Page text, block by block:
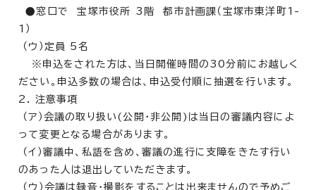
●窓口で 宝塚市役所 3階 都市計画課（宝塚市東洋町1-
1）
（ウ）定員 5名
※申込をされた方は、当日開催時間の30分前にお越しく
ださい。申込多数の場合は、申込受付順に抽選を行います。
2. 注意事項
（ア）会議の取り扱い(公開・非公開)は当日の審議内容によ
って変更となる場合があります。
（イ）審議中、私語を含め、審議の進行に支障をきたす行い
のあった人は退出していただきます。
（ウ）会議は録音・撮影をすることは出来ませんので予めご